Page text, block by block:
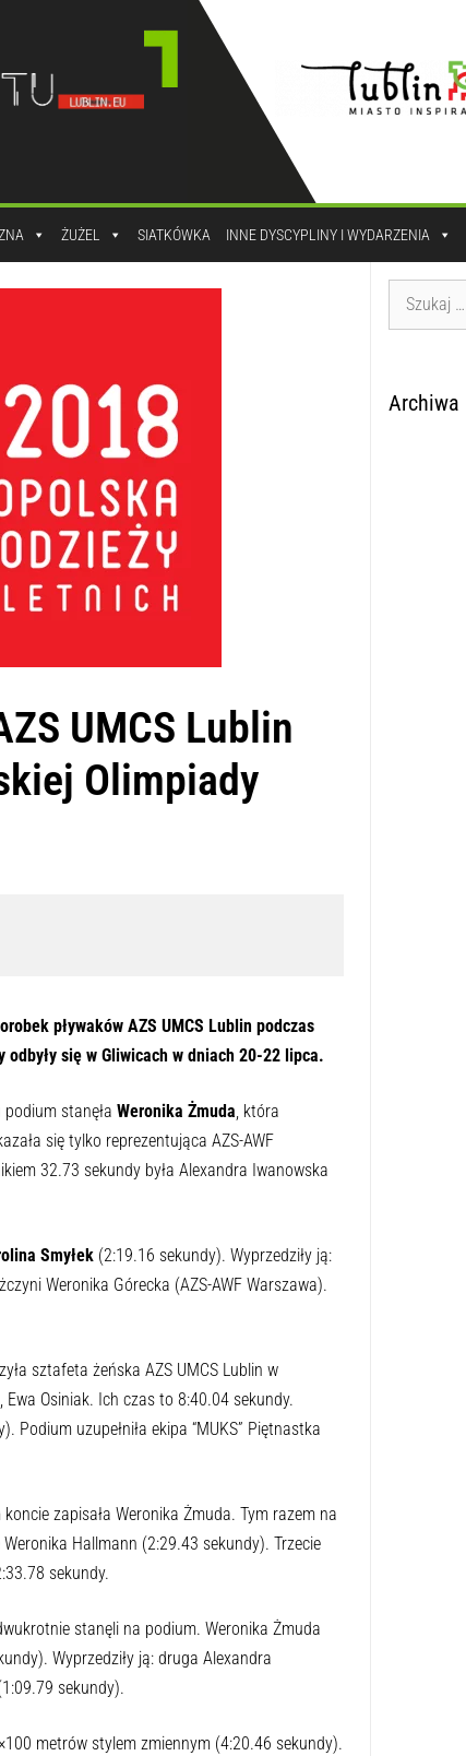
ŻUŻEL SIATKÓWKA INNE DYSCYPLINY I WYDARZENIA
UMCS Lublin
Olimpiady
pływaków AZS UMCS Lublin podczas
odbyły się w Gliwicach w dniach 20-22 lipca.
stanęła Weronika Żmuda, która
się tylko reprezentująca AZS-AWF
32.73 sekundy była Alexandra Iwanowska
Smyłek(2:19.16 sekundy). Wyprzedziły ją:
Weronika Górecka (AZS-AWF Warszawa).
sztafeta żeńska AZS UMCS Lublin w
Osiniak. Ich czas to 8:40.04 sekundy.
Podium uzupełniła ekipa “MUKS” Piętnastka
zapisała Weronika Żmuda. Tym razem na
Hallmann (2:29.43 sekundy). Trzecie
sekundy.
stanęli na podium. Weronika Żmuda
Wyprzedziły ją: druga Alexandra
sekundy).
metrów stylem zmiennym (4:20.46 sekundy).
Archiwa